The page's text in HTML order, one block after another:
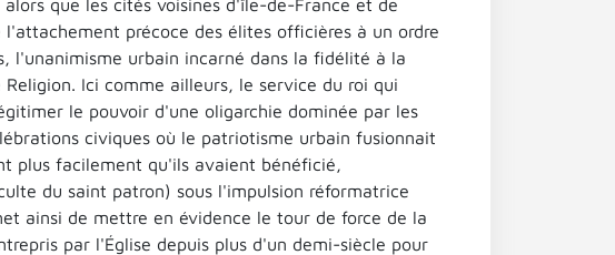
que les cités voisines d'île-de-France et de
précoce des élites officières à un ordre
l'unanimisme urbain incarné dans la fidélité à la
Ici comme ailleurs, le service du roi qui
le pouvoir d'une oligarchie dominée par les
civiques où le patriotisme urbain fusionnait
plus facilement qu'ils avaient bénéficié,
du saint patron) sous l'impulsion réformatrice
ainsi de mettre en évidence le tour de force de la
par l'Église depuis plus d'un demi-siècle pour